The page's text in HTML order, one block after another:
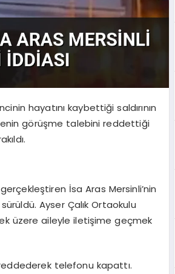
hayatını kaybettiği saldırının
görüşme talebini reddettiği
İsa Aras Mersinli’nin
Ayser Çalık Ortaokulu
üzere aileyle iletişime geçmek
telefonu kapattı.